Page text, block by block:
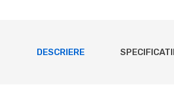
DESCRIERE SPECIFICATII